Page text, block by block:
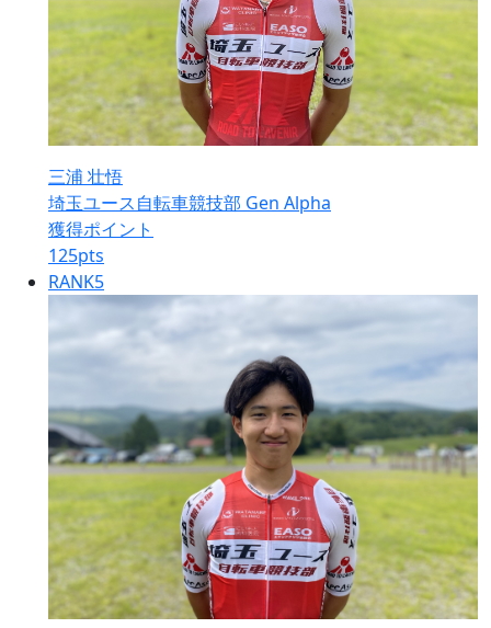
三浦 壮悟
埼玉ユース自転車競技部 Gen Alpha
獲得ポイント
125pts
RANK5